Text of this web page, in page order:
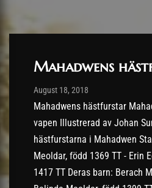
Mahadwens
Post has published by
August 18, 2018
Mahadwens hästfurstar
vapen Illustrerad av Johan
hästfurstarna i Mahadwen
Meoldar, född 1369 TT - Erin
1417 TT Deras barn: Berach